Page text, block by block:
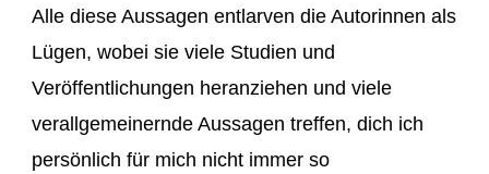
Alle diese Aussagen entlarven die Autorinnen als
Lügen, wobei sie viele Studien und
Veröffentlichungen heranziehen und viele
verallgemeinernde Aussagen treffen, dich ich
persönlich für mich nicht immer so